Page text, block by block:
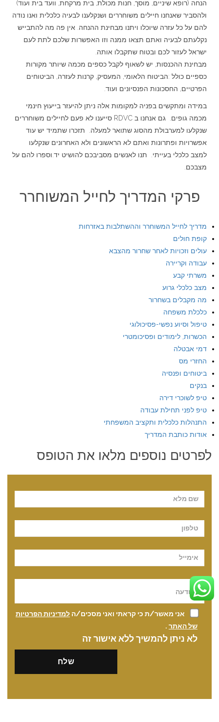
הנחה (רופא שיניים, מוסך, חנות מכולת, בית מרקחת, וועד בית ועוד)
ולהסביר שאנחנו חיילים משוחררים ושנקלענו לבעיה כלכלית ואנו נודה
להם על כל עזרה שיוכלו ויתנו מבחינת ההנחה. אין פה מה להתבייש
נקלעתם לבעיה ואתם תצאו ממנה וזו האפשרות שלכם לתת לעם
ישראל לעזור לכם ובטוח שתקבלו אותה.
מבחינת ההכנסות, יש לשאוף לקבל כספים מכמה שיותר מקורות
כספיים כולל :הביטוח הלאומי, המעסיק, קרנות לעזרה, הביטוחים
הפרטיים, החסכונות הפנסיונים ועוד.
במידה ומתקשים בפניה למקומות אלה ניתן להיעזר בייעוץ חינמי
מכמה גופים. גם אנחנו ב RDVC סייענו לא פעם לחיילים משוחררים
שנקלעו למערבולת מהסוג שתואר למעלה. תזכרו שתמיד יש עוד
אפשרויות ופתרונות ואתם לא הראשונים ולא האחרונים שנקלעו
למצב כלכלי בעייתי. תנו לאנשים מסביבכם להושיט יד.וספרו להם על
מצבכם.
פרקי המדריך לחייל המשוחרר
מדריך לחייל המשוחרר וההשתלבות באזרחות
קופת חולים
עולים וזכויות לאחר שחרור מהצבא
עבודה וקריירה
משרתי קבע
מצב כלכלי גרוע
מה מקבלים בשחרור
כלכלת משפחה
טיפול וסיוע נפשי-פסיכולוגי
הכשרות, לימודים ופסיכומטרי
דמי אבטלה
החזרי מס
ביטוחים ופנסיה
בנקים
טיפ לשוכרי דירה
טיפ לפני תחילת עבודה
התנהלות כלכלית ותקציב המשפחתי
אודות כותבת המדריך
לפרטים נוספים מלאו את הטופס
אני מאשר/ת כי קראתי ואני מסכים/ה למדיניות הפרטיות
של האתר .
לא ניתן להמשיך ללא אישור זה